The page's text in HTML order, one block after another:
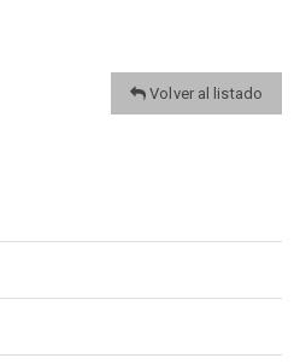
Volver al listado